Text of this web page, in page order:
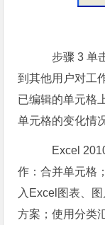
步骤 3 单
到其他用户对工
已编辑的单元格
单元格的变化情
Excel
作：合并单元格
入Excel图表、
方案；使用分类